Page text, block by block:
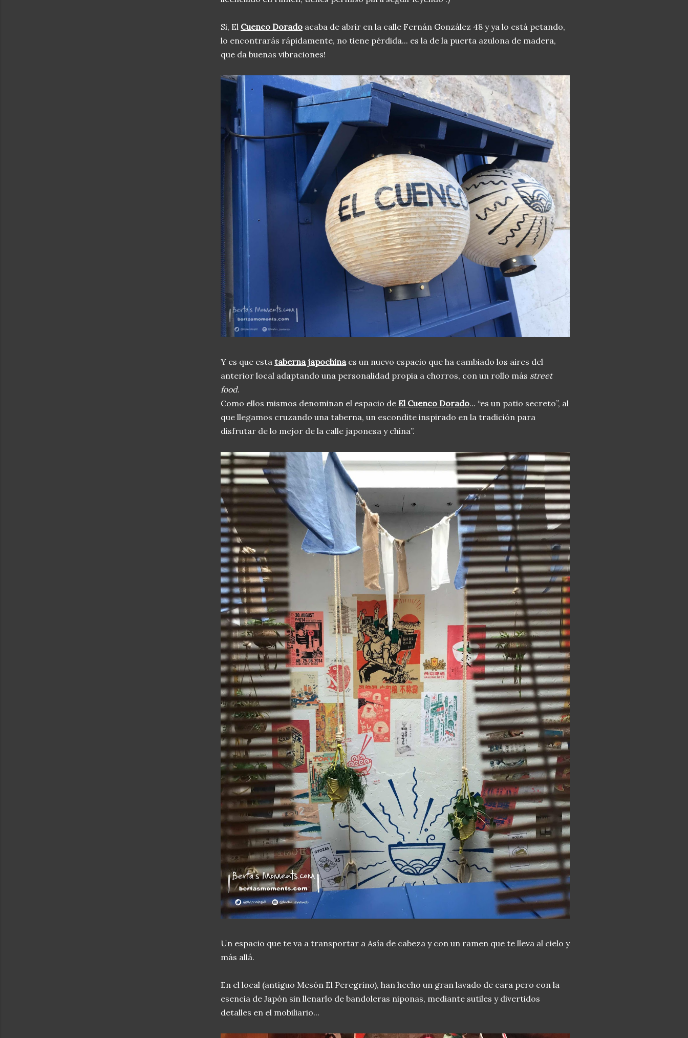
Si, El Cuenco Dorado acaba de abrir en la calle Fernán González 48 y ya lo está petando,
lo encontrarás rápidamente, no tiene pérdida... es la de la puerta azulona de madera,
que da buenas vibraciones!
Y es que esta taberna japochinaes un nuevo espacio que ha cambiado los aires del
anterior local adaptando una personalidad propia a chorros, con un rollo más street
food.
Como ellos mismos denominan el espacio de El Cuenco Dorado... “es un patio secreto”, al
que llegamos cruzando una taberna, un escondite inspirado en la tradición para
disfrutar de lo mejor de la calle japonesa y china”.
Un espacio que te va a transportar a Asía de cabeza y con un ramen que te lleva al cielo y
más allá.
En el local (antiguo Mesón El Peregrino), han hecho un gran lavado de cara pero con la
esencia de Japón sin llenarlo de bandoleras niponas, mediante sutiles y divertidos
detalles en el mobiliario...